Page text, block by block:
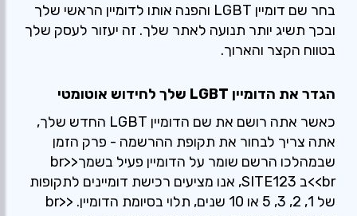
בחר שם דומיין LGBT והפנה אותו לדומיין הראשי שלך
ובכך תשיג יותר תנועה לאתר שלך. זה יעזור לעסק שלך
בטווח הקצר והארוך.
הגדר את הדומיין LGBT שלך לחידוש אוטומטי
כאשר אתה רושם את שם הדומיין LGBT החדש שלך,
אתה צריך לבחור את תקופת ההרשמה - פרק הזמן
שבמהלכו הרשם שומר על הדומיין פעיל בשמך<br>
<br>ב SITE123, אנו מציעים רכישת דומיינים לתקופות
של 1, 2, 3, 5 או 10 שנים, תלוי בסיומת הדומיין. <br>